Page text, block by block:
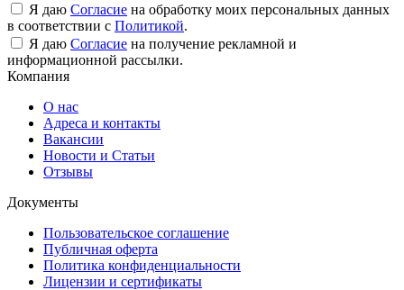
Я даю Согласие на обработку моих персональных данных
в соответствии с Политикой.
Я даю Согласие на получение рекламной и
информационной рассылки.
Компания
О нас
Адреса и контакты
Вакансии
Новости и Статьи
Отзывы
Документы
Пользовательское соглашение
Публичная оферта
Политика конфиденциальности
Лицензии и сертификаты